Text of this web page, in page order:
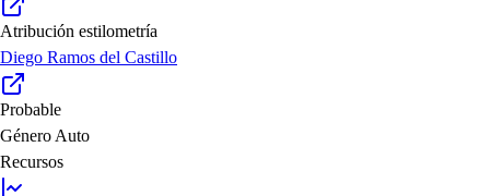
Atribución estilometría
Diego Ramos del Castillo
Probable
Género Auto
Recursos